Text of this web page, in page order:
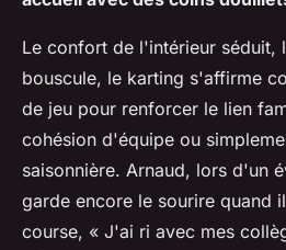
Le confort de l'intérieur séduit,
bouscule, le karting s'affirme
de jeu pour renforcer le lien
cohésion d'équipe ou
saisonnière. Arnaud, lors d'un
garde encore le sourire quand
course, « J'ai ri avec mes